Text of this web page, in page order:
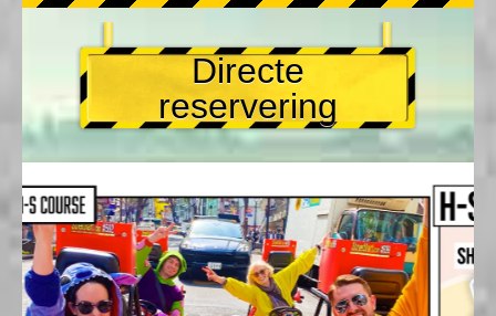
Directe
reservering